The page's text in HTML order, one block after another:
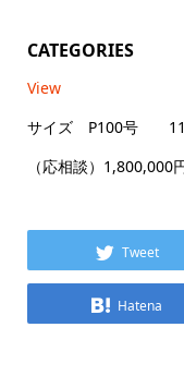
CATEGORIES
View
サイズ P100号
（応相談）1,800,000
Tweet
Hatena